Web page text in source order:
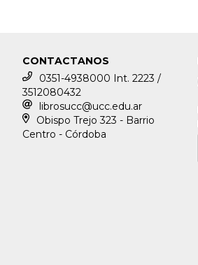
CONTACTANOS
0351-4938000 Int. 2223 /
3512080432
librosucc@ucc.edu.ar
Obispo Trejo 323 - Barrio
Centro - Córdoba